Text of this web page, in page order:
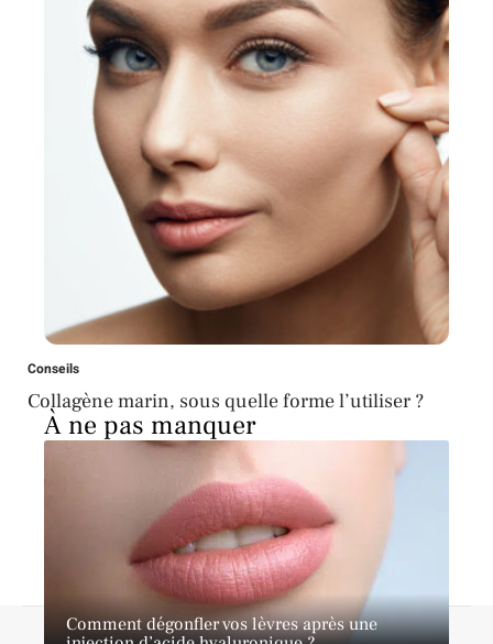
Conseils
Collagène marin, sous quelle forme l’utiliser ?
À ne pas manquer
Comment dégonfler vos lèvres après une
A propos Contact Proposer un article Mentions légales